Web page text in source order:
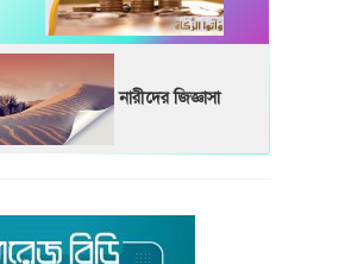
নারীদের জিজ্ঞাসা